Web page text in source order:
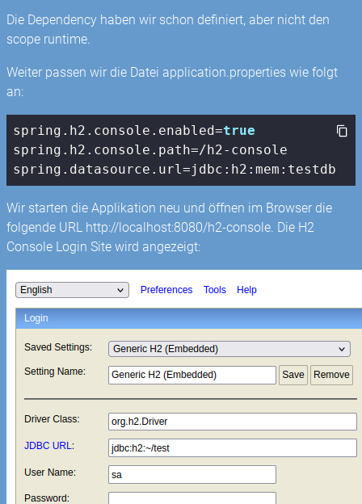
Die Dependency haben wir schon definiert, aber nicht den
scope runtime.
Weiter passen wir die Datei application.properties wie folgt
an:
spring.h2. console .enabled=true
spring.h2. console .path=/h2- console
spring.datasource.url=jdbc:h2:mem:testdb
Wir starten die Applikation neu und öffnen im Browser die
folgende URL http://localhost:8080/h2-console. Die H2
Console Login Site wird angezeigt: